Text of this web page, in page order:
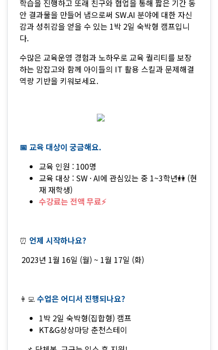
학습을 진행하고 또래 친구와 협업을 통해 짧은 기간 동
안 결과물을 만들어 냄으로써 SW.AI 분야에 대한 자신
감과 성취감을 얻을 수 있는 1박 2일 숙박형 캠프입니
다.
수많은 교육운영 경험과 노하우로 교육 퀄리티를 보장
하는 맘잡고와 함께 아이들의 IT 활용 스킬과 문제해결
역량 기반을 키워보세요.
📅 교육 대상이 궁금해요.
교육 인원 : 100명
교육 대상 : SW · AI에 관심있는 중 1~3학년👭 (현
재 재학생)
수강료는 전액 무료⚡
⏰ 언제 시작하나요?
2023년 1월 16일 (월) ~ 1월 17일 (화)
👩‍💻 수업은 어디서 진행되나요?
1박 2일 숙박형(집합형) 캠프
KT&G상상마당 춘천스테이